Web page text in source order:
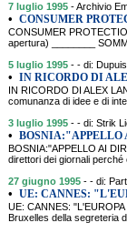
7 luglio 1995 - Archivio
• CONSUMER
CONSUMER
apertura) ________
5 luglio 1995 - - di:
• IN RICORDO DI
IN RICORDO DI ALEX
comunanza di idee e di
3 luglio 1995 - - di: Strik
•
BOSNIA:"APPELLO AI
direttori dei giornali
27 giugno 1995 - - di:
• UE: CANNES:
UE: CANNES:
Bruxelles della segreteria